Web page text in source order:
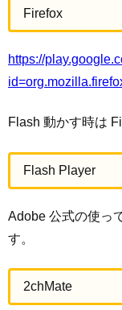
Firefox
https://
Flash 動かす時は
Flash Player
Adobe 公式の使っ
す。
2chMate